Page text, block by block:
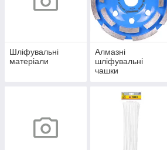
Шліфувальні
матеріали
Алмазні
шліфувальні
чашки